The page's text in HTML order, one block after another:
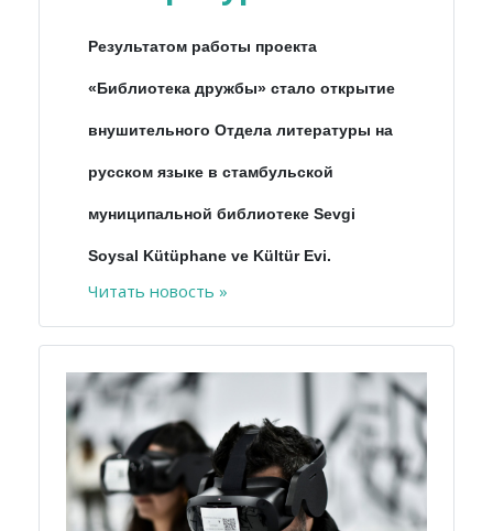
Результатом работы проекта
«Библиотека дружбы» стало открытие
внушительного Отдела литературы на
русском языке в стамбульской
муниципальной библиотеке Sevgi
Soysal Kütüphane ve Kültür Evi.
Читать новость »